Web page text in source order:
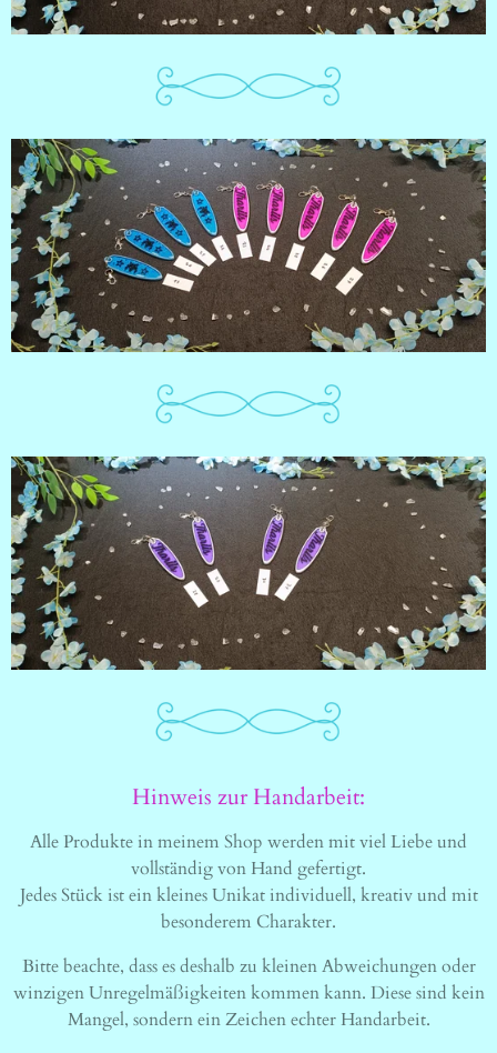
Hinweis zur Handarbeit:
Alle Produkte in meinem Shop werden mit viel Liebe und
vollständig von Hand gefertigt.
Jedes Stück ist ein kleines Unikat individuell, kreativ und mit
besonderem Charakter.
Bitte beachte, dass es deshalb zu kleinen Abweichungen oder
winzigen Unregelmäßigkeiten kommen kann. Diese sind kein
Mangel, sondern ein Zeichen echter Handarbeit.